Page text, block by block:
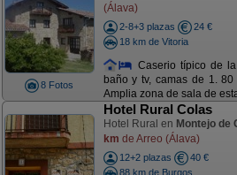
8 Fotos
(Álava)
2-8+3 plazas
24 €
18 km de Vitoria
Caserio típico de
baño y tv, camas de 1.
Amplia zona de sala de
Hotel Rural Colas
Hotel Rural en Montejo de
km de Arreo (Álava)
12+2 plazas
40 €
88 km de Burgos